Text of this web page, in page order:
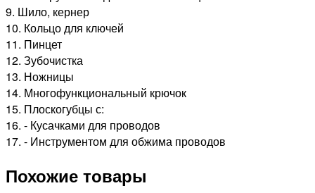
9. Шило, кернер
10. Кольцо для ключей
11. Пинцет
12. Зубочистка
13. Ножницы
14. Многофункциональный крючок
15. Плоскогубцы с:
16. - Кусачками для проводов
17. - Инструментом для обжима проводов
Похожие товары